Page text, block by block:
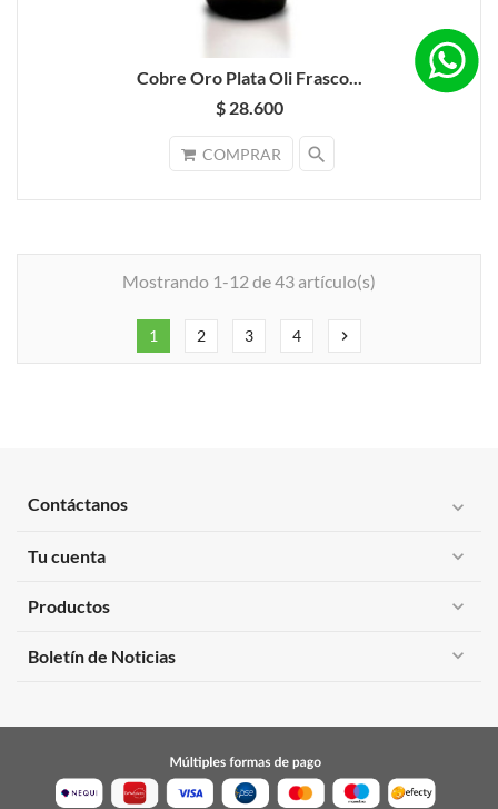
Cobre Oro Plata Oli Frasco...
$ 28.600
COMPRAR search
Mostrando 1-12 de 43 artículo(s)
1 2 3 4 chevron_right
Contáctanos expand_more
Tu cuenta expand_more
Productos expand_more
Boletín de Noticias expand_more